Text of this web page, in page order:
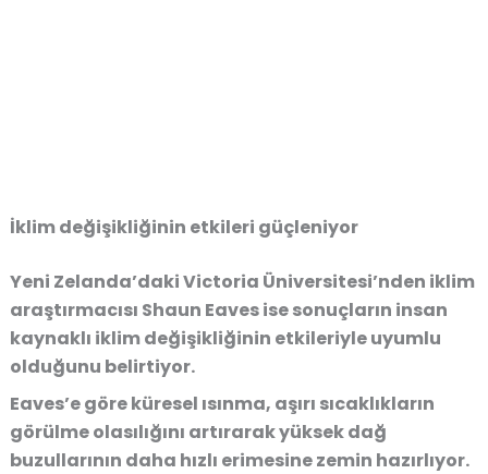
İklim değişikliğinin etkileri güçleniyor
Yeni Zelanda’daki Victoria Üniversitesi’nden iklim
araştırmacısı Shaun Eaves ise sonuçların insan
kaynaklı iklim değişikliğinin etkileriyle uyumlu
olduğunu belirtiyor.
Eaves’e göre küresel ısınma, aşırı sıcaklıkların
görülme olasılığını artırarak yüksek dağ
buzullarının daha hızlı erimesine zemin hazırlıyor.